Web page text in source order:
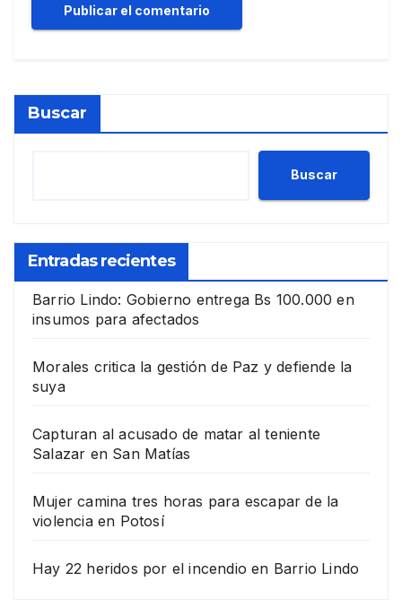
Buscar
Buscar
Entradas recientes
Barrio Lindo: Gobierno entrega Bs 100.000 en
insumos para afectados
Morales critica la gestión de Paz y defiende la
suya
Capturan al acusado de matar al teniente
Salazar en San Matías
Mujer camina tres horas para escapar de la
violencia en Potosí
Hay 22 heridos por el incendio en Barrio Lindo